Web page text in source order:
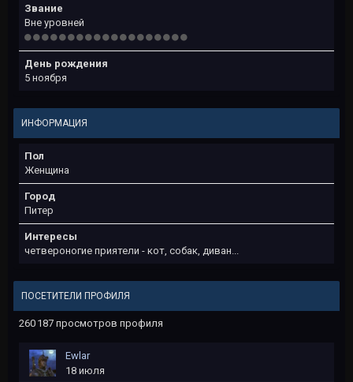
Звание
Вне уровней
День рождения
5 ноября
ИНФОРМАЦИЯ
Пол
Женщина
Город
Питер
Интересы
четвероногие приятели - кот, собак, диван...
ПОСЕТИТЕЛИ ПРОФИЛЯ
260 187 просмотров профиля
Ewlar
18 июля